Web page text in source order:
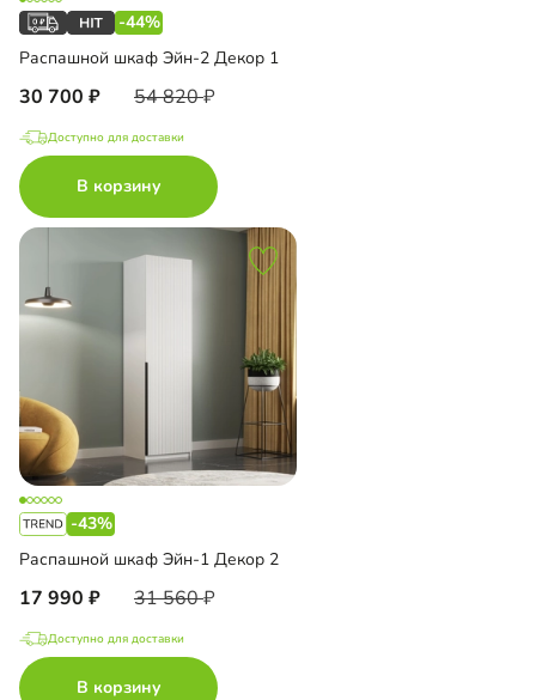
-44%
Распашной шкаф Эйн-2 Декор 1
30 700 54 820
Доступно для доставки
В корзину
-43%
Распашной шкаф Эйн-1 Декор 2
17 990 31 560
Доступно для доставки
В корзину